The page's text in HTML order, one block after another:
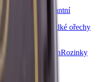
Pikantní
Sladké ořechy
BanánRozinky